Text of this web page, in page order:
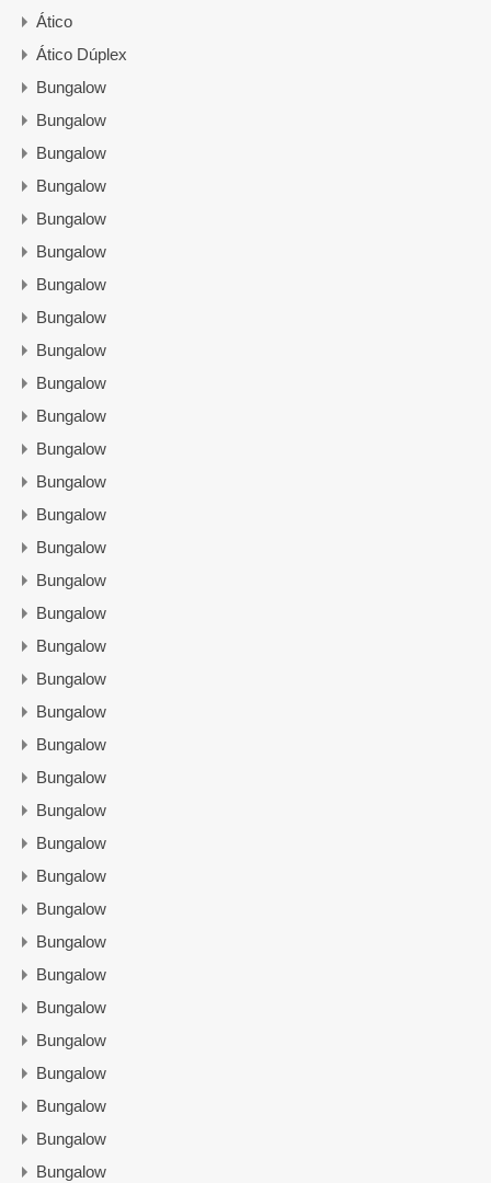
Ático
Ático Dúplex
Bungalow
Bungalow
Bungalow
Bungalow
Bungalow
Bungalow
Bungalow
Bungalow
Bungalow
Bungalow
Bungalow
Bungalow
Bungalow
Bungalow
Bungalow
Bungalow
Bungalow
Bungalow
Bungalow
Bungalow
Bungalow
Bungalow
Bungalow
Bungalow
Bungalow
Bungalow
Bungalow
Bungalow
Bungalow
Bungalow
Bungalow
Bungalow
Bungalow
Bungalow